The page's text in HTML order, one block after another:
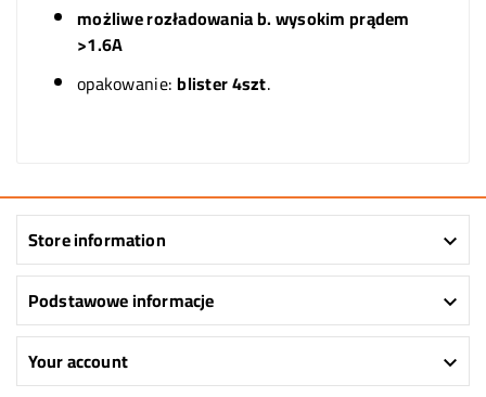
możliwe rozładowania b. wysokim prądem
>1.6A
opakowanie:blister 4szt.
Store information 
Podstawowe informacje 
Your account 